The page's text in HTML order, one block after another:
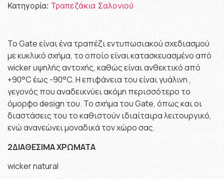
Κατηγορία: Τραπεζάκια Σαλονιού
Το Gate είναι ένα τραπέζι εντυπωσιακού σχεδιασμού
με κυκλικό σχήμα, το οποίο είναι κατασκευασμένο από
wicker υψηλής αντοχής, καθώς είναι ανθεκτικό από
+90°C έως -90°C. Η επιφάνεια του είναι γυάλινη ,
γεγονός που αναδεικνύει ακόμη περισσότερο το
όμορφο design του. Το σχήμα του Gate, όπως και οι
διαστάσεις του το καθιστούν ιδιαίταιρα λειτουργικό,
ενώ ανανεώνει μοναδικά τον χώρο σας.
2ΔΙΑΘΕΣΙΜΑ ΧΡΩΜΑΤΑ
wicker natural